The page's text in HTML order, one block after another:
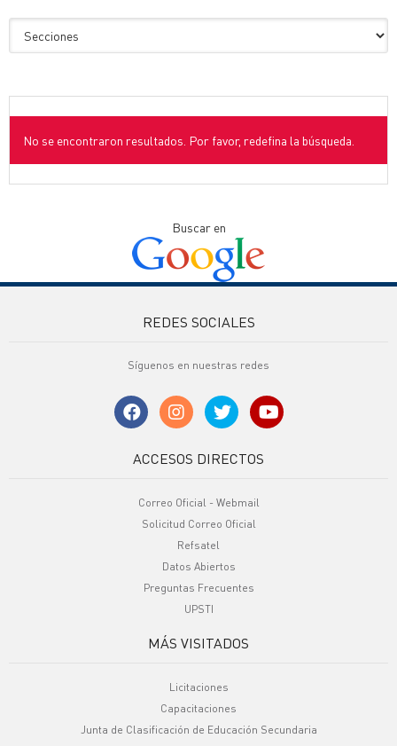
No se encontraron resultados. Por favor, redefina la búsqueda.
Buscar en
REDES SOCIALES
Síguenos en nuestras redes
ACCESOS DIRECTOS
Correo Oficial - Webmail
Solicitud Correo Oficial
Refsatel
Datos Abiertos
Preguntas Frecuentes
UPSTI
MÁS VISITADOS
Licitaciones
Capacitaciones
Junta de Clasificación de Educación Secundaria